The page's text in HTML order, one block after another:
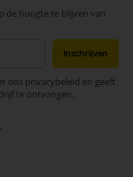
de hoogte te blijven van
Inschrijven
ons privacybeleid en geeft
te ontvangen.